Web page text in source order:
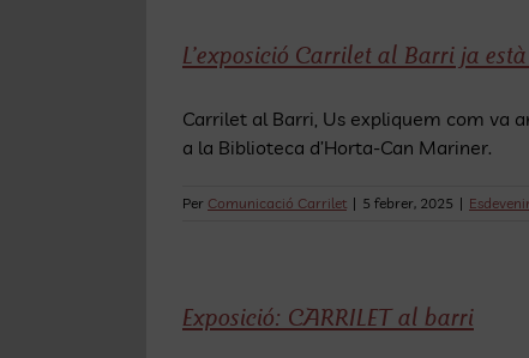
L’exposició Carrilet al Barri ja
Carrilet al Barri, Us expliquem com va
a la Biblioteca d’Horta-Can Mariner.
Per Comunicació Carrilet | 5 febrer, 2025 |
Exposició: CARRILET al barri